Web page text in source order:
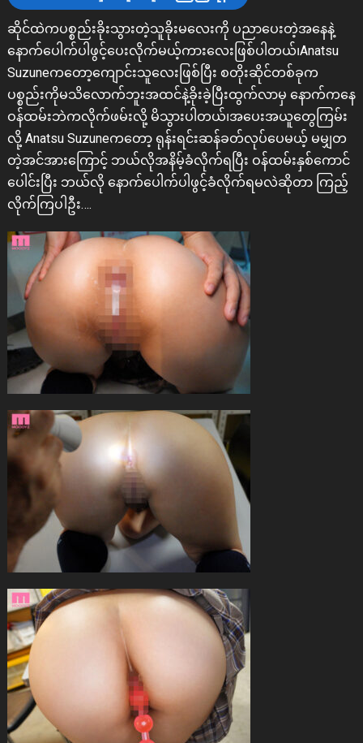
ဆိုင်ထဲကပစ္စည်းခိုးသွားတဲ့သူခိုးမလေးကို ပညာပေးတဲ့အနေနဲ့
နောက်ပေါက်ပါဖွင့်ပေးလိုက်မယ့်ကားလေးဖြစ်ပါတယ်၊Anatsu
Suzuneကတော့ကျောင်းသူလေးဖြစ်ပြီး စတိုးဆိုင်တစ်ခုက
ပစ္စည်းကိုမသိလောက်ဘူးအထင်နဲ့ခိုးခဲ့ပြီးထွက်လာမှ နောက်ကနေ
ဝန်ထမ်းဘဲကလိုက်ဖမ်းလို့ မိသွားပါတယ်၊အပေးအယူတွေကြမ်း
လို့ Anatsu Suzuneကတော့ ရုန်းရင်းဆန်ခတ်လုပ်ပေမယ့် မမျှတ
တဲ့အင်အားကြောင့် ဘယ်လိုအနိမ့်ခံလိုက်ရပြီး ဝန်ထမ်းနှစ်ကောင်
ပေါင်းပြီး ဘယ်လို နောက်ပေါက်ပါဖွင့်ခံလိုက်ရမလဲဆိုတာ ကြည့်
လိုက်ကြပါဦး….